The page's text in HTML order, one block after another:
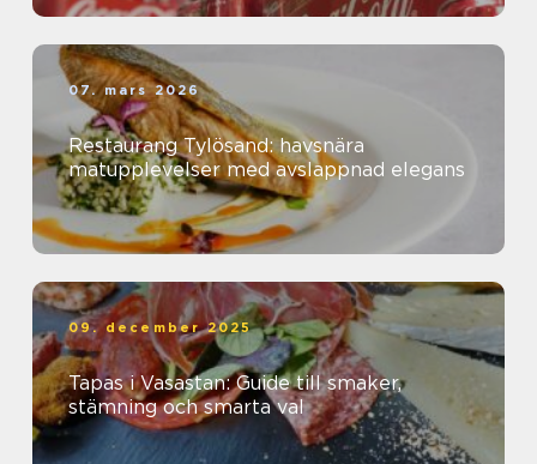
07. mars 2026
Restaurang Tylösand: havsnära
matupplevelser med avslappnad elegans
09. december 2025
Tapas i Vasastan: Guide till smaker,
stämning och smarta val